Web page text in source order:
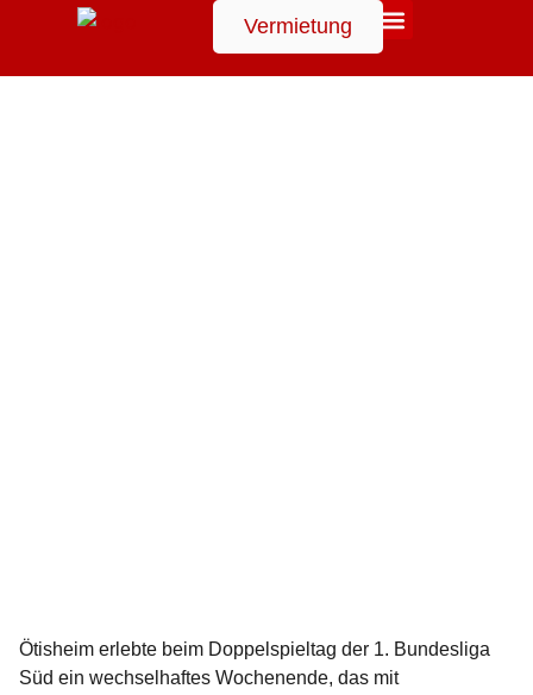
Suchen
Vermietung
Ötisheim erlebte beim Doppelspieltag der 1. Bundesliga
Süd ein wechselhaftes Wochenende, das mit